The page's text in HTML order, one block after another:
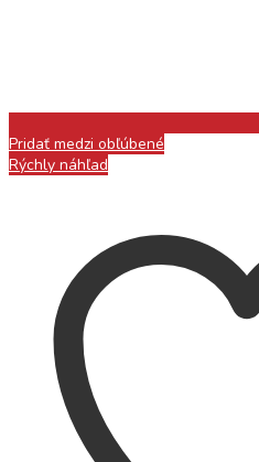
Pridať medzi obľúbené
Rýchly náhľad